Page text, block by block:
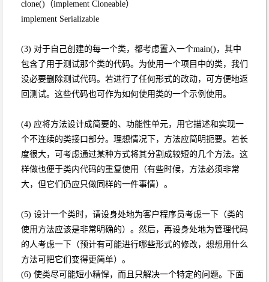
clone()（implement Cloneable）
implement Serializable
(3) 对于自己创建的每一个类，都考虑置入一个main()，其中
包含了用于测试那个类的代码。为使用一个项目中的类，我们
没必要删除测试代码。若进行了任何形式的改动，可方便地返
回测试。这些代码也可作为如何使用类的一个示例使用。
(4) 应将方法设计成简要的、功能性单元，用它描述和实现一
个不连续的类接口部分。理想情况下，方法应简明扼要。若长
度很大，可考虑通过某种方式将其分割成较短的几个方法。这
样做也便于类内代码的重复使用（有些时候，方法必须非常
大，但它们仍应只做同样的一件事情）。
(5) 设计一个类时，请设身处地为客户程序员考虑一下（类的
使用方法应该是非常明确的）。然后，再设身处地为管理代码
的人考虑一下（预计有可能进行哪些形式的修改，想想用什么
方法可把它们变得更简单）。
(6) 使类尽可能短小精悍，而且只解决一个特定的问题。下面